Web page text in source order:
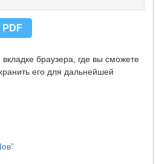
браузера, где вы сможете
его для дальнейшей